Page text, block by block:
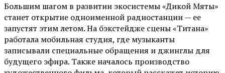
Большим шагом в развитии экосистемы «Дикой Мяты»
станет открытие одноименной радиостанции — ее
запустят этим летом. На бэкстейдже сцены «Титана»
работала мобильная студия, где музыканты
записывали специальные обращения и джинглы для
будущего эфира. Также началось производство